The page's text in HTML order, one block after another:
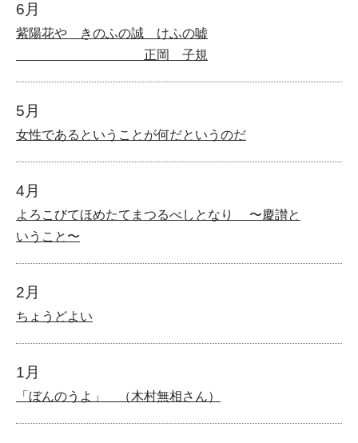
6月
紫陽花や きのふの誠 けふの嘘
正岡 子規
5月
女性であるということが何だというのだ
4月
よろこびてほめたてまつるべしとなり 〜慶讃と
いうこと〜
2月
ちょうどよい
1月
「ぼんのうよ」 （木村無相さん）